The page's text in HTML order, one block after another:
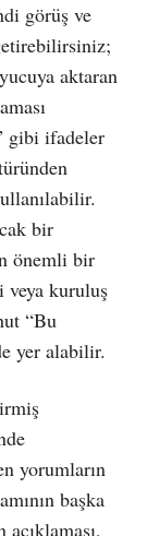
görüş ve
aktaran
gibi ifadeler
bir
önemli bir
kuruluş
“Bu
yer alabilir.
yorumların
başka